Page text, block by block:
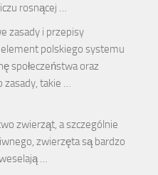
rosnącej …
zasady i przepisy
polskiego systemu
społeczeństwa oraz
takie …
zwierząt, a szczególnie
zwierzęta są bardzo
…